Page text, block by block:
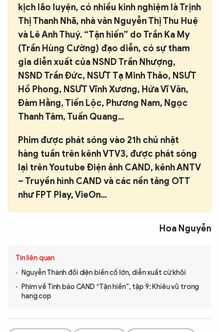
kịch lão luyện, có nhiều kinh nghiệm là Trịnh
Thị Thanh Nhã, nhà văn Nguyễn Thị Thu Huệ
và Lê Anh Thuý. “Tận hiến” do Trần Ka My
(Trần Hùng Cường) đạo diễn, có sự tham
gia diễn xuất của NSND Trần Nhượng,
NSND Trần Đức, NSƯT Tạ Minh Thảo, NSƯT
Hồ Phong, NSƯT Vĩnh Xương, Hứa Vĩ Văn,
Đàm Hằng, Tiến Lộc, Phương Nam, Ngọc
Thanh Tâm, Tuấn Quang…
Phim được phát sóng vào 21h chủ nhật
hàng tuần trên kênh VTV3, được phát sóng
lại trên Youtube Điện ảnh CAND, kênh ANTV
– Truyền hình CAND và các nền tảng OTT
như FPT Play, VieOn…
Hoa Nguyễn
Tin liên quan
Nguyễn Thành đối diện biến cố lớn, diễn xuất cừ khôi
Phim về Tình báo CAND “Tận hiến”, tập 9: Khiêu vũ trong
hang cọp